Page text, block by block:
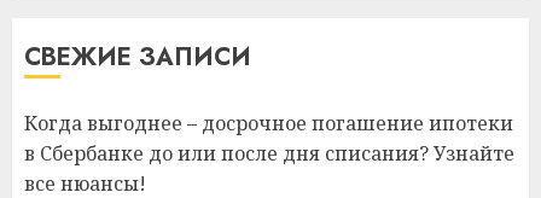
СВЕЖИЕ ЗАПИСИ
Когда выгоднее – досрочное погашение ипотеки
в Сбербанке до или после дня списания? Узнайте
все нюансы!